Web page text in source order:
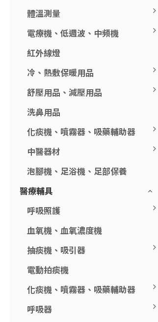
體溫測量
電療機、低週波、中頻機
紅外線燈
冷、熱敷保暖用品
舒壓用品、減壓用品
洗鼻用品
化痰機、噴霧器、吸藥輔助器
中醫器材
泡腳機、足浴機、足部保養
醫療輔具
呼吸照護
血氧機、血氧濃度機
抽痰機、吸引器
電動拍痰機
化痰機、噴霧器、吸藥輔助器
呼吸器